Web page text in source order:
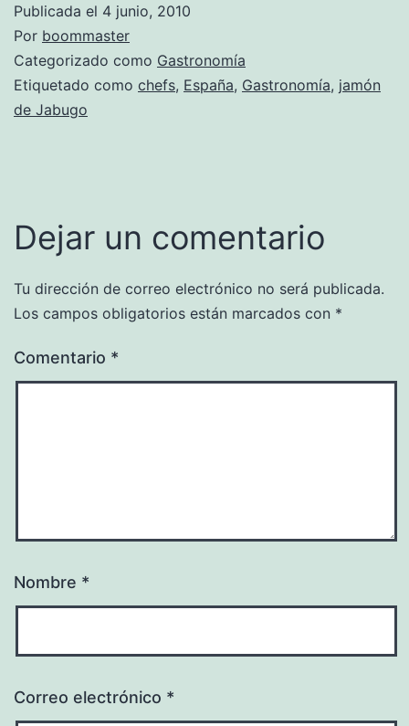
Publicada el 4 junio, 2010
Por boommaster
Categorizado como Gastronomía
Etiquetado como chefs, España, Gastronomía, jamón
de Jabugo
Dejar un comentario
Tu dirección de correo electrónico no será publicada.
Los campos obligatorios están marcados con *
Comentario *
Nombre *
Correo electrónico *